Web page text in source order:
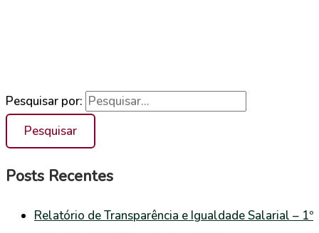
Pesquisar por:
Posts Recentes
Relatório de Transparência e Igualdade Salarial – 1º